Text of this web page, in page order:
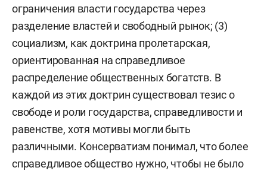
ограничения власти государства через
разделение властей и свободный рынок; (3)
социализм, как доктрина пролетарская,
ориентированная на справедливое
распределение общественных богатств. В
каждой из этих доктрин существовал тезис о
свободе и роли государства, справедливости и
равенстве, хотя мотивы могли быть
различными. Консерватизм понимал, что более
справедливое общество нужно, чтобы не было